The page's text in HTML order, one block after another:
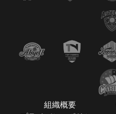
組織概要